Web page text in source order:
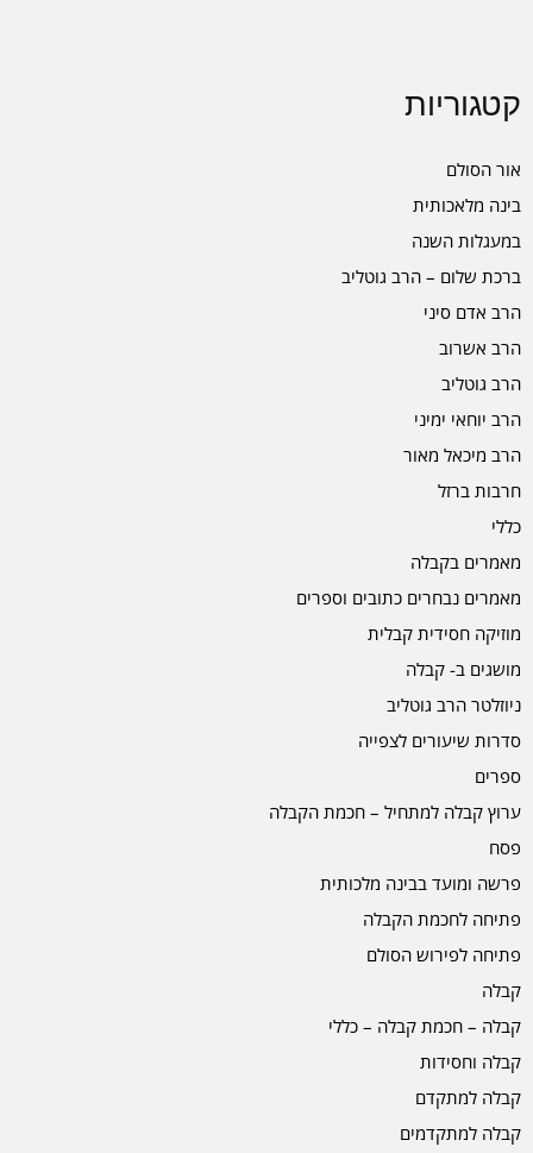
קטגוריות
אור הסולם
בינה מלאכותית
במעגלות השנה
ברכת שלום – הרב גוטליב
הרב אדם סיני
הרב אשרוב
הרב גוטליב
הרב יוחאי ימיני
הרב מיכאל מאור
חרבות ברזל
כללי
מאמרים בקבלה
מאמרים נבחרים כתובים וספרים
מוזיקה חסידית קבלית
מושגים ב- קבלה
ניוזלטר הרב גוטליב
סדרות שיעורים לצפייה
ספרים
ערוץ קבלה למתחיל – חכמת הקבלה
פסח
פרשה ומועד בבינה מלכותית
פתיחה לחכמת הקבלה
פתיחה לפירוש הסולם
קבלה
קבלה – חכמת קבלה – כללי
קבלה וחסידות
קבלה למתקדם
קבלה למתקדמים